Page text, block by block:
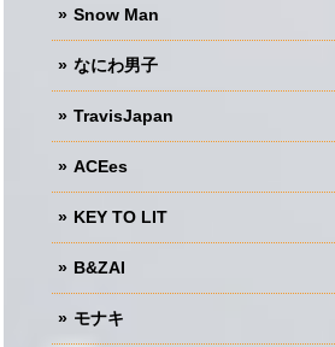
Snow Man
なにわ男子
TravisJapan
ACEes
KEY TO LIT
B&ZAI
モナキ